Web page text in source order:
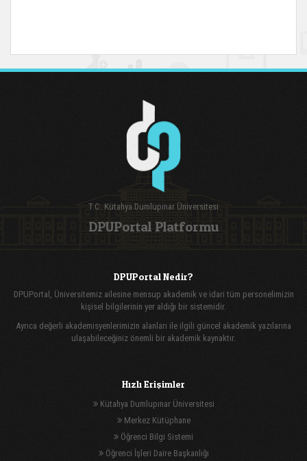
T.C. Kütahya Dumlupınar Üniversitesi
DPUPortal Platformu
DPUPortal Nedir?
DPUPortal, Üniversitemiz ailesine mensup akademik ve idari tüm personelimizin
kişisel bilgilerinin yer aldığı bir sistemidir.
Ayrıca değerli akademisyenlerimizin alanları ile ilgili güncel akademik yazılarına
ulaşabileceğiniz önemli bir akademik kaynaktır.
Hızlı Erişimler
Kütahya Dumlupınar Üniversitesi
Merkez Kütüphane
Öğrenci Bilgi Sistemi
Öğrenci İşleri Daire Başkanlığı